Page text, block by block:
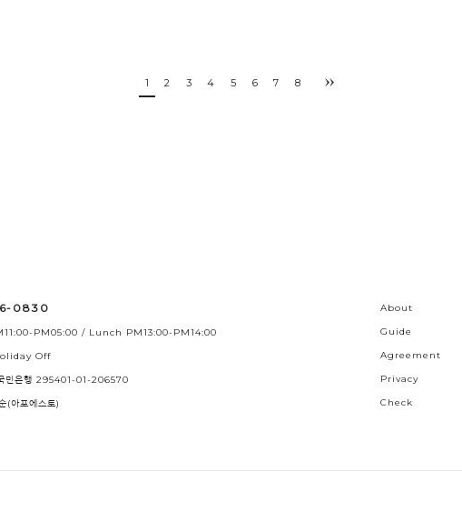
1 2 3 4 5 6 7 8
0830
PM05:00 / Lunch PM13:00-PM14:00
Off
은행 295401-01-206570
아포에스토)
About
Guide
Agreement
Privacy
Check